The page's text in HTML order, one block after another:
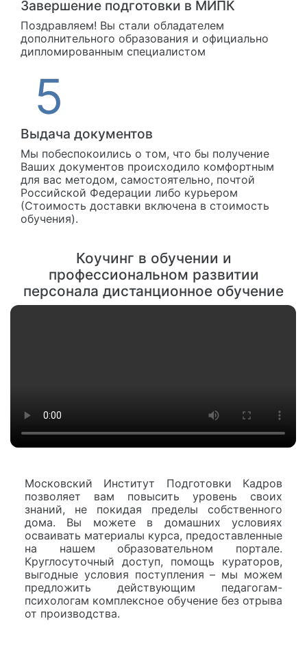
Завершение подготовки в МИПК
Поздравляем! Вы стали обладателем
дополнительного образования и официально
дипломированным специалистом
Выдача документов
Мы побеспокоились о том, что бы получение
Ваших документов происходило комфортным
для вас методом, самостоятельно, почтой
Российской Федерации либо курьером
(Стоимость доставки включена в стоимость
обучения).
Коучинг в обучении и
профессиональном развитии
персонала дистанционное обучение
Московский Институт Подготовки Кадров
позволяет вам повысить уровень своих
знаний, не покидая пределы собственного
дома. Вы можете в домашних условиях
осваивать материалы курса, предоставленные
на нашем образовательном портале.
Круглосуточный доступ, помощь кураторов,
выгодные условия поступления – мы можем
предложить действующим педагогам-
психологам комплексное обучение без отрыва
от производства.